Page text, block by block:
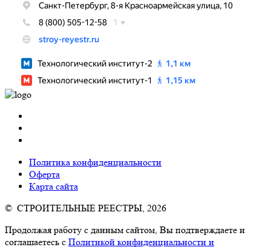
Политика конфиденциальности
Оферта
Карта сайта
© СТРОИТЕЛЬНЫЕ РЕЕСТРЫ, 2026
Продолжая работу с данным сайтом, Вы подтверждаете и
соглашаетесь с Политикой конфиденциальности и